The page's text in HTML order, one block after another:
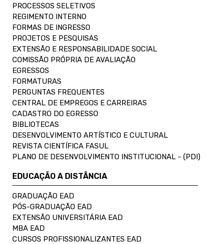
PROCESSOS SELETIVOS
REGIMENTO INTERNO
FORMAS DE INGRESSO
PROJETOS E PESQUISAS
EXTENSÃO E RESPONSABILIDADE SOCIAL
COMISSÃO PRÓPRIA DE AVALIAÇÃO
EGRESSOS
FORMATURAS
PERGUNTAS FREQUENTES
CENTRAL DE EMPREGOS E CARREIRAS
CADASTRO DO EGRESSO
BIBLIOTECAS
DESENVOLVIMENTO ARTÍSTICO E CULTURAL
REVISTA CIENTÍFICA FASUL
PLANO DE DESENVOLVIMENTO INSTITUCIONAL - (PDI)
EDUCAÇÃO A DISTÂNCIA
GRADUAÇÃO EAD
PÓS-GRADUAÇÃO EAD
EXTENSÃO UNIVERSITÁRIA EAD
MBA EAD
CURSOS PROFISSIONALIZANTES EAD